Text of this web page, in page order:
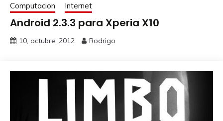
Computacion Internet
Android 2.3.3 para Xperia X10
10, octubre, 2012 Rodrigo